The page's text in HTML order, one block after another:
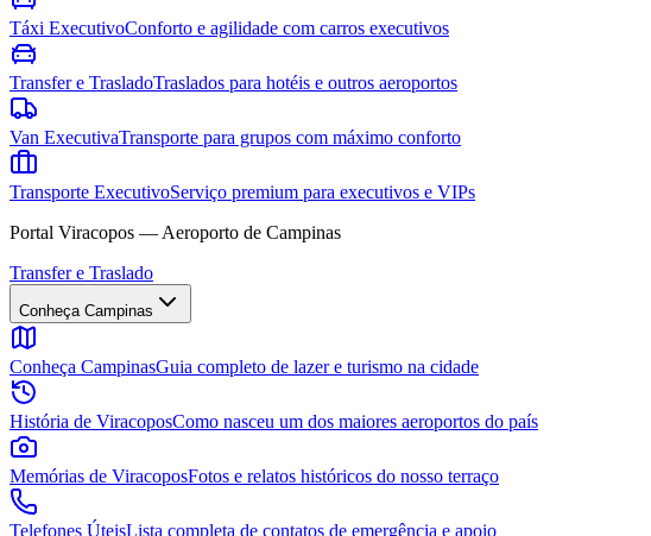
Táxi ExecutivoConforto e agilidade com carros executivos
Transfer e TrasladoTraslados para hotéis e outros aeroportos
Van ExecutivaTransporte para grupos com máximo conforto
Transporte ExecutivoServiço premium para executivos e VIPs
Portal Viracopos — Aeroporto de Campinas
Transfer e Traslado
Conheça Campinas
Conheça CampinasGuia completo de lazer e turismo na cidade
História de ViracoposComo nasceu um dos maiores aeroportos do país
Memórias de ViracoposFotos e relatos históricos do nosso terraço
Telefones ÚteisLista completa de contatos de emergência e apoio